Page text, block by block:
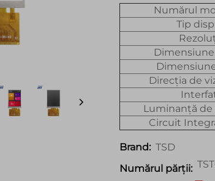
Numărul
Tip
Direcția de
Luminanță de
Circuit
Brand: TSD
Numărul părții: